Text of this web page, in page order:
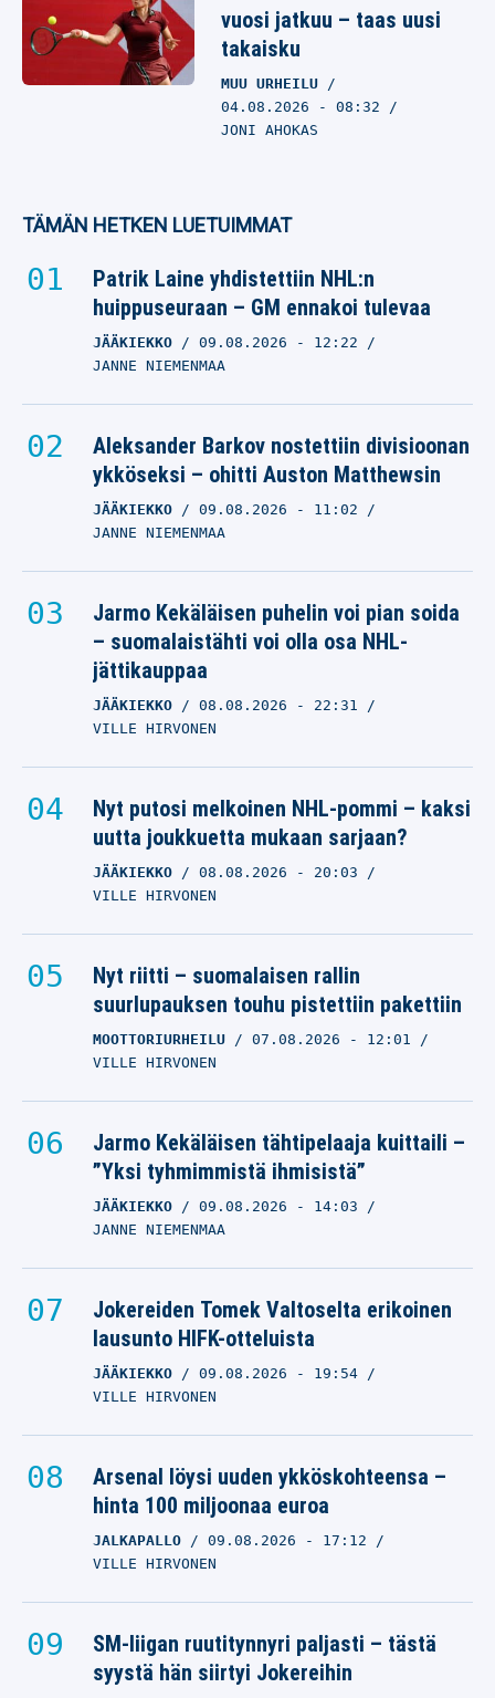
vuosi jatkuu – taas uusi
takaisku
MUU URHEILU
04.08.2026 - 08:32
JONI AHOKAS
TÄMÄN HETKEN LUETUIMMAT
Patrik Laine yhdistettiin NHL:n
huippuseuraan – GM ennakoi tulevaa
JÄÄKIEKKO 09.08.2026 - 12:22
JANNE NIEMENMAA
Aleksander Barkov nostettiin divisioonan
ykköseksi – ohitti Auston Matthewsin
JÄÄKIEKKO 09.08.2026 - 11:02
JANNE NIEMENMAA
Jarmo Kekäläisen puhelin voi pian soida
– suomalaistähti voi olla osa NHL-
jättikauppaa
JÄÄKIEKKO 08.08.2026 - 22:31
VILLE HIRVONEN
Nyt putosi melkoinen NHL-pommi – kaksi
uutta joukkuetta mukaan sarjaan?
JÄÄKIEKKO 08.08.2026 - 20:03
VILLE HIRVONEN
Nyt riitti – suomalaisen rallin
suurlupauksen touhu pistettiin pakettiin
MOOTTORIURHEILU 07.08.2026 - 12:01
VILLE HIRVONEN
Jarmo Kekäläisen tähtipelaaja kuittaili –
”Yksi tyhmimmistä ihmisistä”
JÄÄKIEKKO 09.08.2026 - 14:03
JANNE NIEMENMAA
Jokereiden Tomek Valtoselta erikoinen
lausunto HIFK-otteluista
JÄÄKIEKKO 09.08.2026 - 19:54
VILLE HIRVONEN
Arsenal löysi uuden ykköskohteensa –
hinta 100 miljoonaa euroa
JALKAPALLO 09.08.2026 - 17:12
VILLE HIRVONEN
SM-liigan ruutitynnyri paljasti – tästä
syystä hän siirtyi Jokereihin